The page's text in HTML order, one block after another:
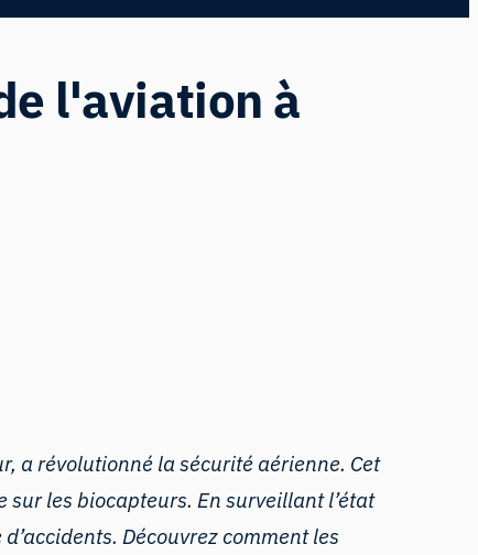
l'aviation à
a révolutionné la sécurité aérienne. Cet
les biocapteurs. En surveillant l’état
Découvrez comment les